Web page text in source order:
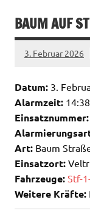
BAUM AUF
3. Februar 2026
Datum: 3.
Alarmzeit:
Einsatznummer:
Art: Baum
Einsatzort:
Fahrzeuge: Stf-
Weitere Kräfte: